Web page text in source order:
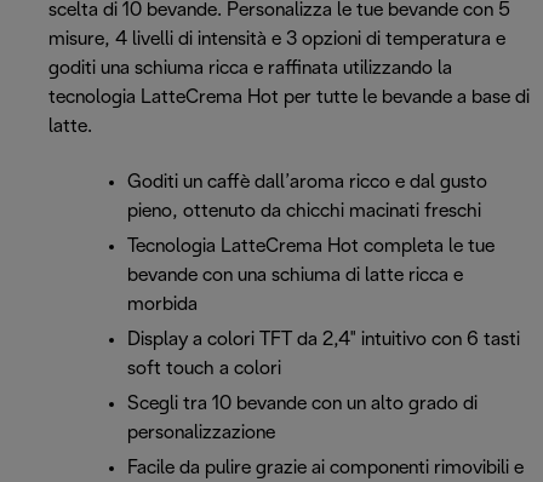
scelta di 10 bevande. Personalizza le tue bevande con 5
misure, 4 livelli di intensità e 3 opzioni di temperatura e
goditi una schiuma ricca e raffinata utilizzando la
tecnologia LatteCrema Hot per tutte le bevande a base di
latte.
Goditi un caffè dall’aroma ricco e dal gusto
pieno, ottenuto da chicchi macinati freschi
Tecnologia LatteCrema Hot completa le tue
bevande con una schiuma di latte ricca e
morbida
Display a colori TFT da 2,4" intuitivo con 6 tasti
soft touch a colori
Scegli tra 10 bevande con un alto grado di
personalizzazione
Facile da pulire grazie ai componenti rimovibili e